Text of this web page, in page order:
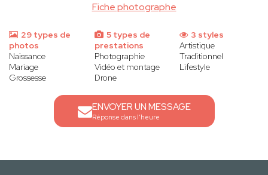
Fiche photographe
29 types de
photos
Naissance
Mariage
Grossesse
5 types de
prestations
Photographie
Vidéo et montage
Drone
3 styles
Artistique
Traditionnel
Lifestyle
ENVOYER UN MESSAGE
Réponse dans l'heure